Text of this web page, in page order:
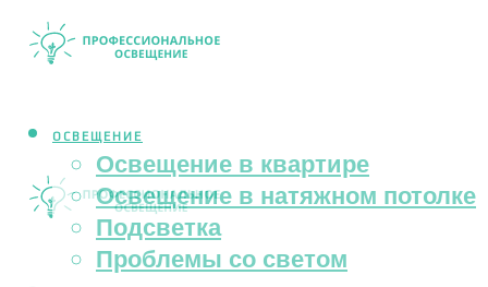
ОСВЕЩЕНИЕ
Освещение в квартире
Освещение в натяжном потолке
Подсветка
Проблемы со светом